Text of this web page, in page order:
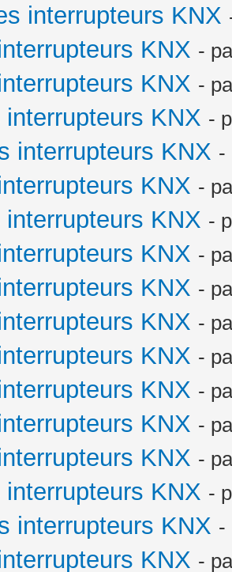
interrupteurs KNX
KNX -
KNX -
interrupteurs KNX -
interrupteurs KNX -
KNX -
interrupteurs KNX -
KNX -
KNX -
KNX -
KNX -
KNX -
KNX -
KNX -
interrupteurs KNX -
interrupteurs KNX -
KNX -